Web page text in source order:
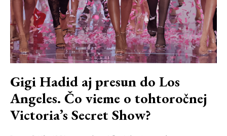
Gigi Hadid aj presun do Los
Angeles. Čo vieme o tohtoročnej
Victoria’s Secret Show?